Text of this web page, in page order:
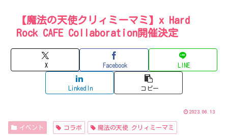
【魔法の天使クリィミーマミ】x Hard
Rock CAFE Collaboration開催決定
X Facebook LINE
LinkedIn コピー
2023.06.13
イベント コラボ 魔法の天使 クリィミーマミ